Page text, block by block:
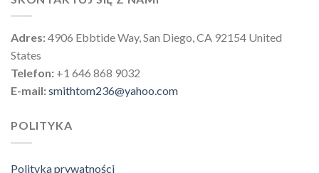
Adres:4906 Ebbtide Way, San Diego, CA 92154 United
States
Telefon: +1 646 868 9032
E-mail:smithtom236@yahoo.com
POLITYKA
Polityka prywatności